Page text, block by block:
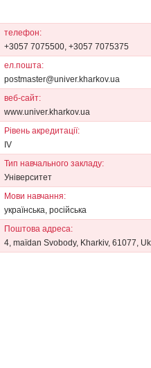
телефон:
+3057 7075500, +3057 7075375
ел.пошта:
postmaster@univer.kharkov.ua
веб-сайт:
www.univer.kharkov.ua
Рівень акредитації:
IV
Тип навчального закладу:
Університет
Мови навчання:
українська, російська
Поштова адреса:
4, maїdan Svobody, Kharkiv, 61077,